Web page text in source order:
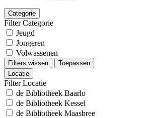
Categorie
Filter Categorie
Jeugd
Jongeren
Volwassenen
Filters wissen
Toepassen
Locatie
Filter Locatie
de Bibliotheek Baarlo
de Bibliotheek Kessel
de Bibliotheek Maasbree